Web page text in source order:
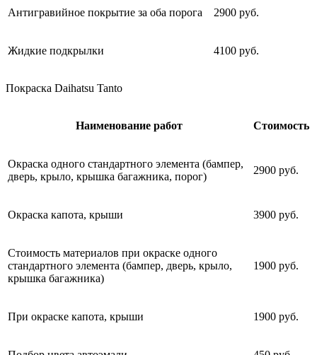
Антигравийное покрытие за оба порога 2900 руб.
Жидкие подкрылки 4100 руб.
Покраска Daihatsu Tanto
Наименование работ Стоимость
Окраска одного стандартного элемента (бампер,
дверь, крыло, крышка багажника, порог)
2900 руб.
Окраска капота, крыши 3900 руб.
Стоимость материалов при окраске одного
стандартного элемента (бампер, дверь, крыло,
крышка багажника)
1900 руб.
При окраске капота, крыши 1900 руб.